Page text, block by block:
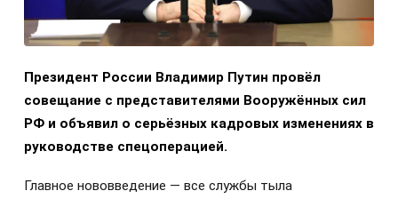
Президент России Владимир Путин провёл
совещание с представителями Вооружённых сил
РФ и объявил о серьёзных кадровых изменениях в
руководстве спецоперацией.
Главное нововведение — все службы тыла